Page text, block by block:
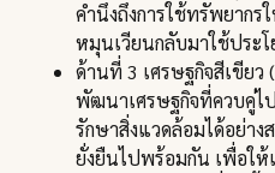
คำนึงถึงการใช้ทรัพยากร
หมุนเวียนกลับมาใช้ประ
ด้านที่ 3 เศรษฐกิจสีเขียว
พัฒนาเศรษฐกิจที่ควบคู่ไ
รักษาสิ่งแวดล้อมได้อย่าง
ยั่งยืนไปพร้อมกัน เพื่อให้